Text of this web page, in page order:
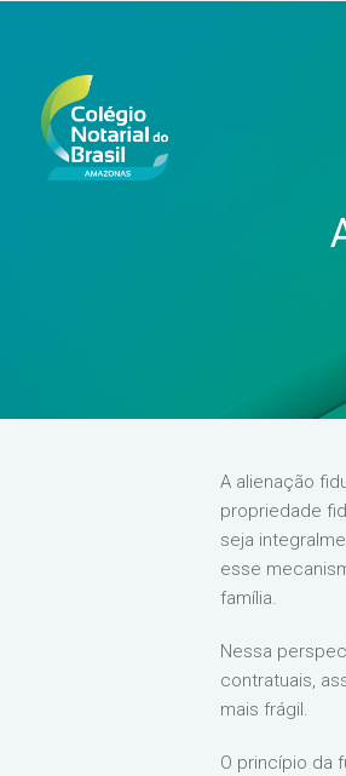
A alienação
propriedade
seja
esse
família.
Nessa
contratuais,
mais frágil.
O princípio da